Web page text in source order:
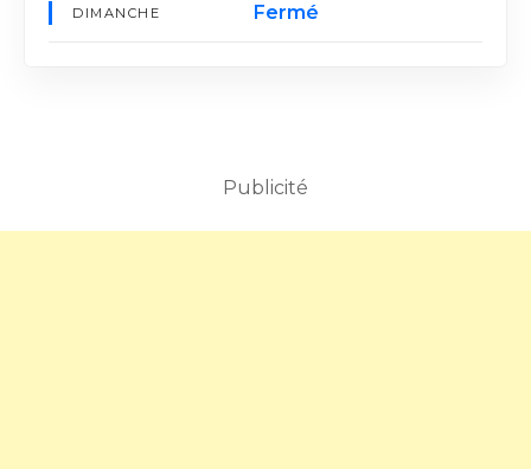
DIMANCHE Fermé
Publicité